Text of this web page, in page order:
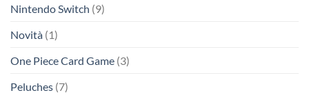
Nintendo Switch (9)
Novità (1)
One Piece Card Game (3)
Peluches (7)